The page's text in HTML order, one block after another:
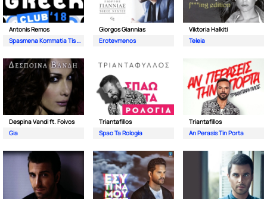
Antonis Remos
Spasmena Kommatia Tis Kardias
Giorgos Giannias
Erotevmenos
Viktoria Halkiti
Teleia
Despina Vandi ft. Foivos
Gia
Triantafillos
Spao Ta Rologia
Triantafillos
An Perasis Tin Porta